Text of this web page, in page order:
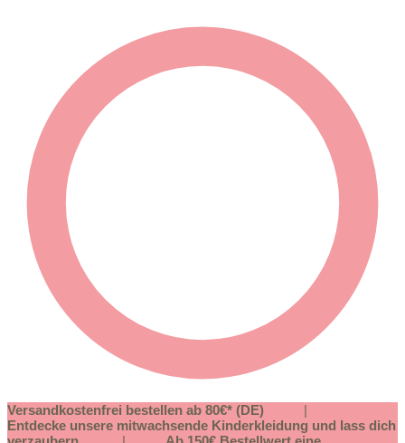
Springe
zum
Versandkostenfrei bestellen ab 80€* (DE)
Entdecke unsere mitwachsende Kinderkleidung und lass dich